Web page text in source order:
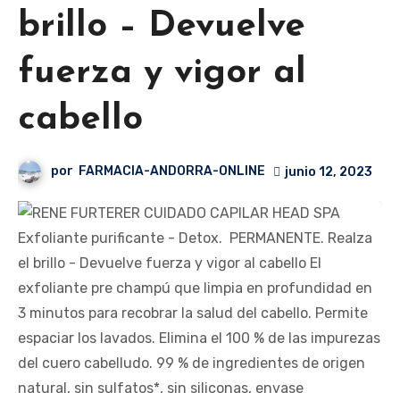
brillo – Devuelve
fuerza y ​​vigor al
cabello
por FARMACIA-ANDORRA-ONLINE junio 12, 2023